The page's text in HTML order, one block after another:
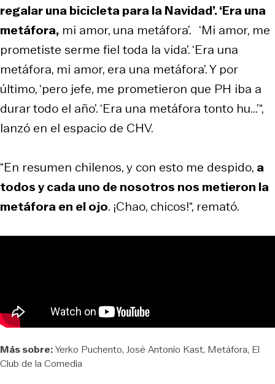
regalar una bicicleta para la Navidad’. ‘Era una
metáfora, mi amor, una metáfora’. ‘Mi amor, me
prometiste serme fiel toda la vida’. ‘Era una
metáfora, mi amor, era una metáfora’. Y por
último, ‘pero jefe, me prometieron que PH iba a
durar todo el año’. ‘Era una metáfora tonto hu...’“,
lanzó en el espacio de CHV.
“En resumen chilenos, y con esto me despido, a
todos y cada uno de nosotros nos metieron la
metáfora en el ojo. ¡Chao, chicos!“, remató.
Más sobre:Yerko Puchento José Antonio Kast Metáfora El
Club de la Comedia